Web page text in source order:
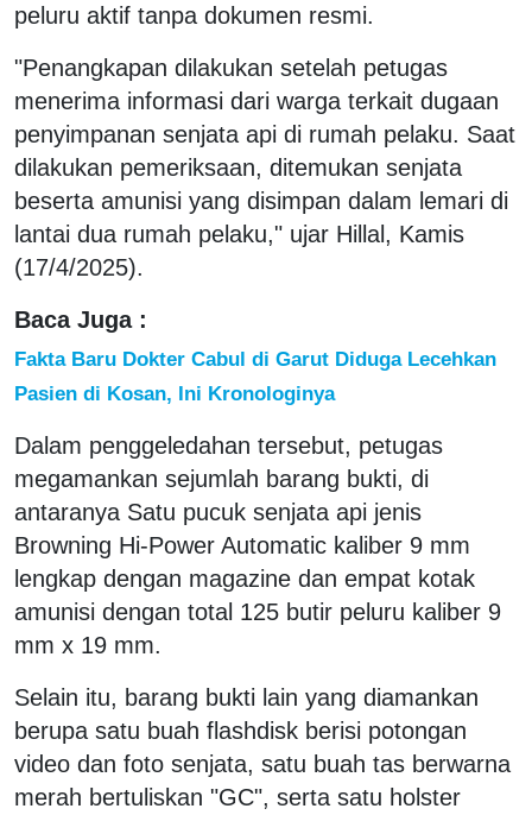
peluru aktif tanpa dokumen resmi.
"Penangkapan dilakukan setelah petugas
menerima informasi dari warga terkait dugaan
penyimpanan senjata api di rumah pelaku. Saat
dilakukan pemeriksaan, ditemukan senjata
beserta amunisi yang disimpan dalam lemari di
lantai dua rumah pelaku," ujar Hillal, Kamis
(17/4/2025).
Baca Juga :
Fakta Baru Dokter Cabul di Garut Diduga Lecehkan
Pasien di Kosan, Ini Kronologinya
Dalam penggeledahan tersebut, petugas
megamankan sejumlah barang bukti, di
antaranya Satu pucuk senjata api jenis
Browning Hi-Power Automatic kaliber 9 mm
lengkap dengan magazine dan empat kotak
amunisi dengan total 125 butir peluru kaliber 9
mm x 19 mm.
Selain itu, barang bukti lain yang diamankan
berupa satu buah flashdisk berisi potongan
video dan foto senjata, satu buah tas berwarna
merah bertuliskan "GC", serta satu holster